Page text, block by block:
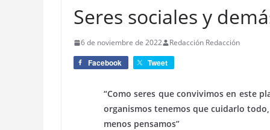
Seres sociales y
6 de noviembre de 2022 Redacción Redacción
Facebook Tweet
“Como seres que convivimos en este
organismos tenemos que cuidarlo
menos pensamos”